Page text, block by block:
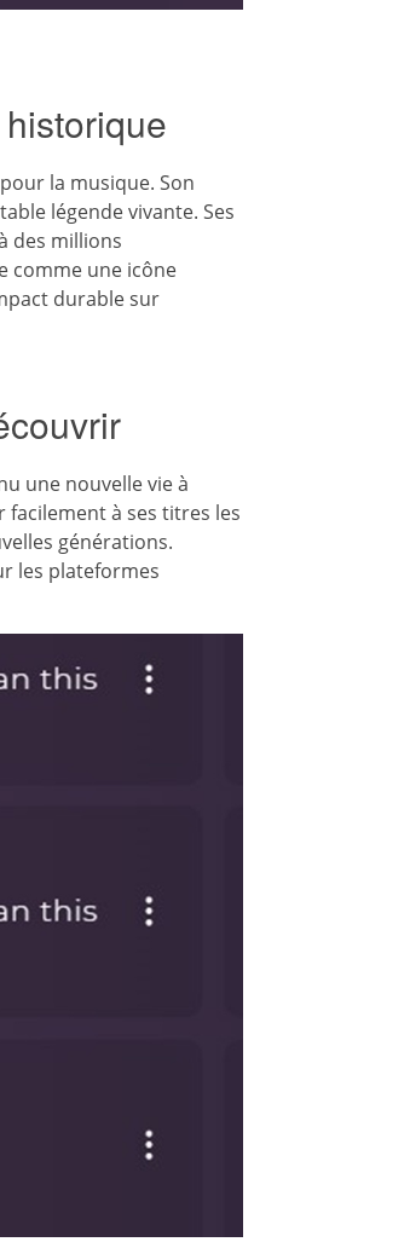
la musique. Son
légende vivante. Ses
des millions
comme une icône
durable sur
une nouvelle vie à
facilement à ses titres les
générations.
les plateformes